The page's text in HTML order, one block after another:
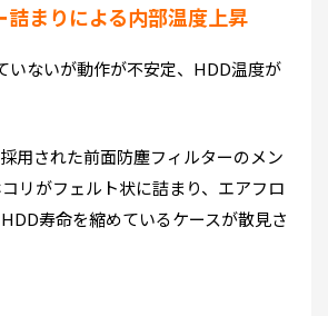
詰まりによる内部温度上昇
いないが動作が不安定、HDD温度が
用された前面防塵フィルターのメン
リがフェルト状に詰まり、エアフロ
寿命を縮めているケースが散見さ